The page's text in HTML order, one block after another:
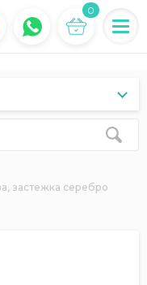
0
застежка серебро